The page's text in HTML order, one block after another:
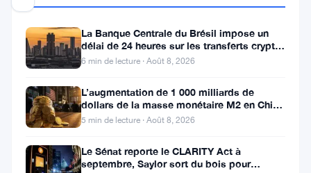
The
Graph
est
plus
La Banque Centrale du Brésil impose un
délai de 24 heures sur les transferts crypto
de plus de 10 000 $
6 min de lecture · Août 8, 2026
L’augmentation de 1 000 milliards de
dollars de la masse monétaire M2 en Chine
laisse les traders de Bitcoin
5 min de lecture · Août 8, 2026
Le Sénat reporte le CLARITY Act à
septembre, Saylor sort du bois pour